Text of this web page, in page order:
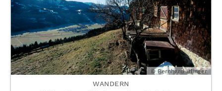
© Bernhard Irlinger
WANDERN